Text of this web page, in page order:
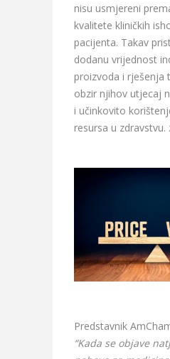
nisu usmjereni
kvalitete kliničkih
pacijenta. Takav
dodanu vrijednost
proizvoda i rješenja
obzir njihov utjecaj
i učinkovito
resursa u zdravstvu.
Predstavnik
“Kada se objave